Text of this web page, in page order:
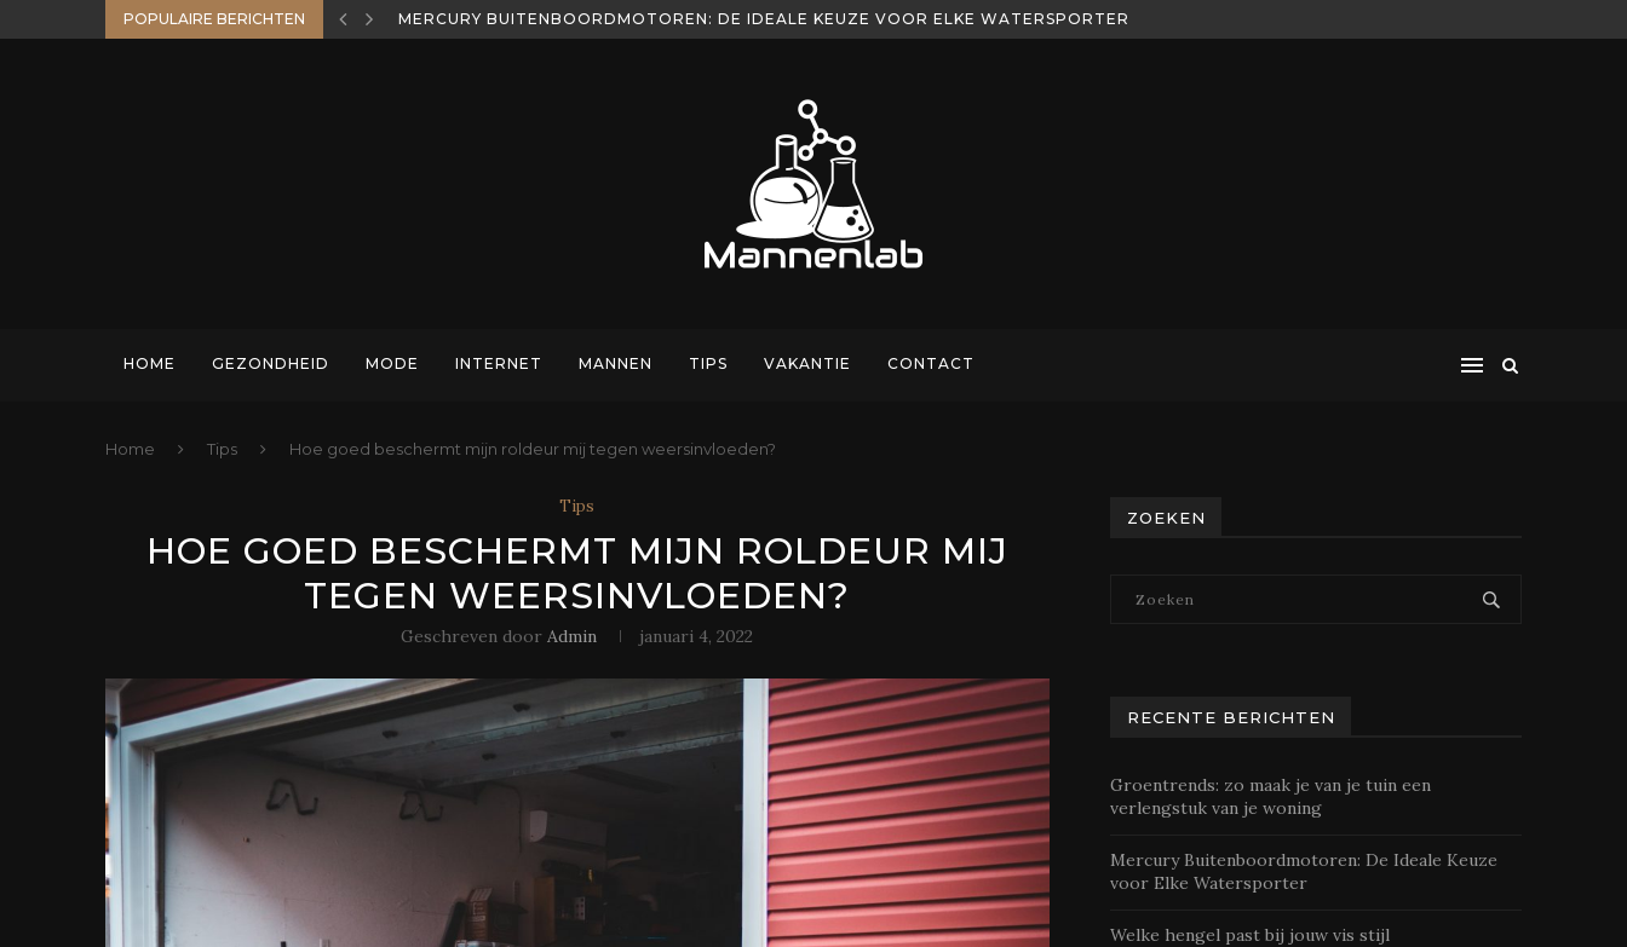
POPULAIRE BERICHTEN MERCURY BUITENBOORDMOTOREN: DE IDEALE KEUZE VOOR ELKE WATERSPORTER
HOME GEZONDHEID MODE INTERNET MANNEN TIPS VAKANTIE CONTACT
Home Tips Hoe goed beschermt mijn roldeur mij tegen weersinvloeden?
Tips
HOE GOED BESCHERMT MIJN ROLDEUR MIJ
TEGEN WEERSINVLOEDEN?
Geschreven doorAdmin januari 4, 2022
ZOEKEN
RECENTE BERICHTEN
Groentrends: zo maak je van je tuin een
verlengstuk van je woning
Mercury Buitenboordmotoren: De Ideale Keuze
voor Elke Watersporter
Welke hengel past bij jouw vis stijl